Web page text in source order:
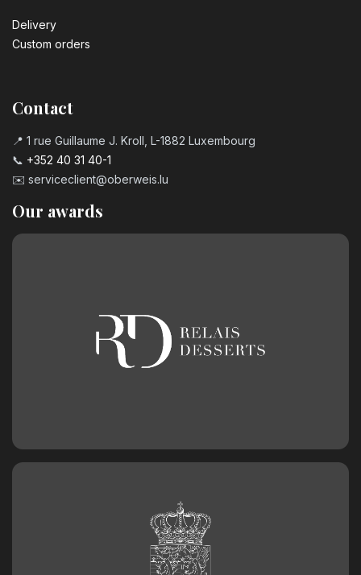
Delivery
Custom orders
Contact
📍 1 rue Guillaume J. Kroll, L-1882 Luxembourg
📞 +352 40 31 40-1
✉️ serviceclient@oberweis.lu
Our awards